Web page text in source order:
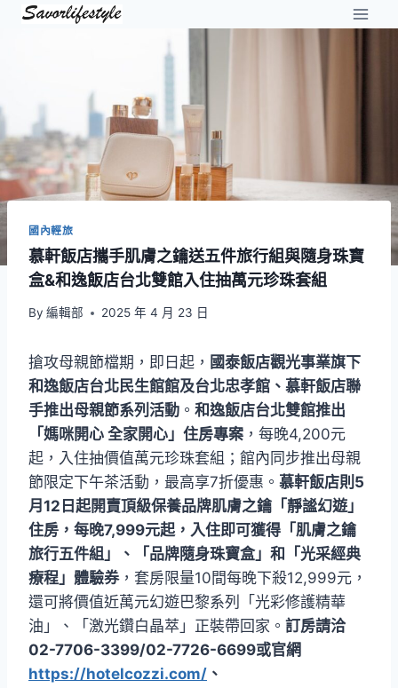
Skip
國內輕旅
慕軒飯店攜手肌膚之鑰送五件旅行組與隨身珠寶
盒&和逸飯店台北雙館入住抽萬元珍珠套組
By 編輯部 2025 年 4 月 23 日
搶攻母親節檔期，即日起， 國泰飯店觀光事業旗下
和逸飯店台北民生館館及台北忠孝館、慕軒飯店聯
手推出母親節系列活動 。 和逸飯店台北雙館推出
「媽咪開心 全家開心」住房專案 ，每晚4,200元
起，入住抽價值萬元珍珠套組；館內同步推出母親
節限定下午茶活動，最高享7折優惠。 慕軒飯店則5
月12日起開賣頂級保養品牌肌膚之鑰「靜謐幻遊」
住房，每晚7,999元起，入住即可獲得「肌膚之鑰
旅行五件組」、「品牌隨身珠寶盒」和「光采經典
療程」體驗券，套房限量10間每晚下殺12,999元，
還可將價值近萬元幻遊巴黎系列「光彩修護精華
油」、「激光鑽白晶萃」正裝帶回家。 訂房請洽
02-7706-3399/02-7726-6699或官網
https://hotelcozzi.com/ 、